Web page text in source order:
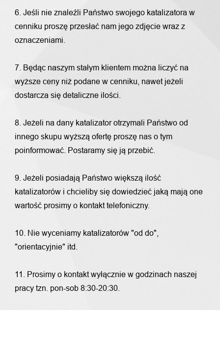
6. Jeśli nie znaleźli Państwo swojego katalizatora w
cenniku proszę przesłać nam jego zdjęcie wraz z
oznaczeniami.
7. Będąc naszym stałym klientem można liczyć na
wyższe ceny niż podane w cenniku, nawet jeżeli
dostarcza się detaliczne ilości.
8. Jeżeli na dany katalizator otrzymali Państwo od
innego skupu wyższą ofertę proszę nas o tym
poinformować. Postaramy się ją przebić.
9. Jeżeli posiadają Państwo większą ilość
katalizatorów i chcieliby się dowiedzieć jaką mają one
wartość prosimy o kontakt telefoniczny.
10. Nie wyceniamy katalizatorów "od do",
"orientacyjnie" itd.
11. Prosimy o kontakt wyłącznie w godzinach naszej
pracy tzn. pon-sob 8:30-20:30.